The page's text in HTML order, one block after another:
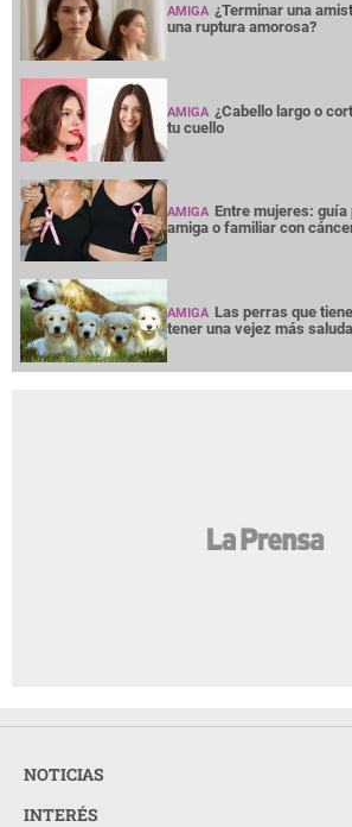
AMIGA ¿Terminar una
una ruptura amorosa?
AMIGA ¿Cabello largo o
tu cuello
AMIGA Entre mujeres:
amiga o familiar con
AMIGA Las perras que
tener una vejez más
NOTICIAS
INTERÉS